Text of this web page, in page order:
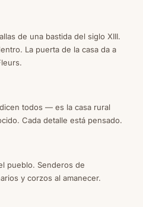
de una bastida del siglo XIII.
La puerta de la casa da a
todos — es la casa rural
Cada detalle está pensado.
pueblo. Senderos de
y corzos al amanecer.